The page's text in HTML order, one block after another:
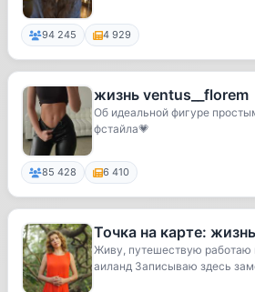
94 245 4 929
жизнь ventus__florem
Об идеальной фигуре
фстайла💗
85 428 6 410
Точка на карте:
Живу, путешествую
аиланд Записываю здесь